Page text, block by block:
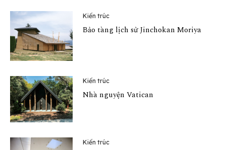
Kiến trúc
Bảo tàng lịch sử Jinchokan Moriya
Kiến trúc
Nhà nguyện Vatican
Kiến trúc